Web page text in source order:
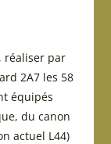
réaliser par
2A7 les 58
équipés
du canon
actuel L44)